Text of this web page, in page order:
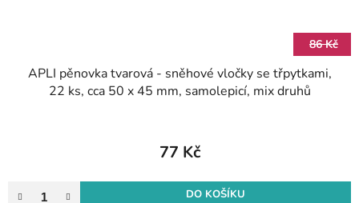
86 Kč
APLI pěnovka tvarová - sněhové vločky se třpytkami,
22 ks, cca 50 x 45 mm, samolepicí, mix druhů
77 Kč
DO KOŠÍKU